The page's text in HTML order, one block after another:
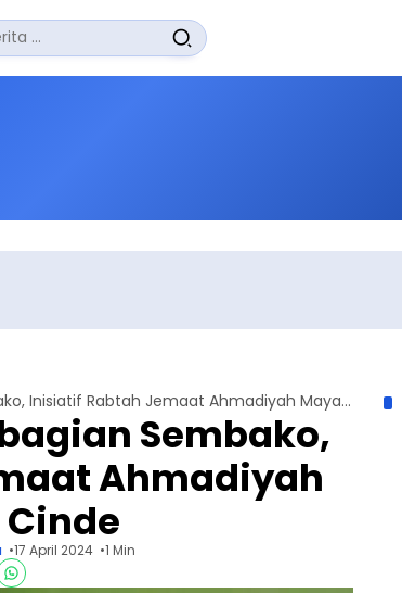
Santunan dan Pembagian Sembako, Inisiatif Rabtah Jemaat Ahmadiyah Mayang Cinde
Sembako,
Ahmadiyah
17 April 2024 1 Min